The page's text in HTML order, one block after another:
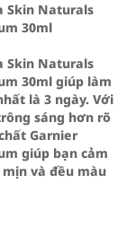
Skin Naturals
30ml
Skin Naturals
30ml giúp làm
là 3 ngày. Với
sáng hơn rõ
Garnier
giúp bạn cảm
và đều màu